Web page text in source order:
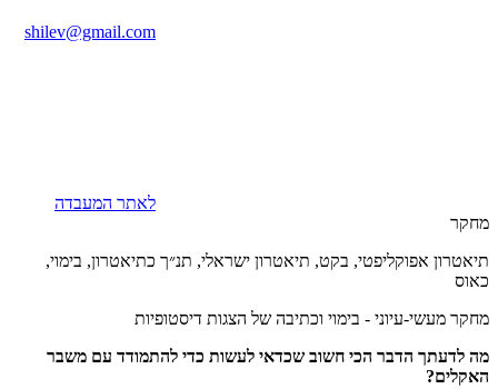
shilev@gmail.com
לאתר המעבדה
מחקר
תיאטרון אפוקליפטי, בקט, תיאטרון ישראלי, תנ״ך כתיאטרון, בימוי,
כאוס
מחקר מעשי-עיוני - בימוי וכתיבה של הצגות דיסטופיות
מה לדעתך הדבר הכי חשוב שכדאי לעשות כדי להתמודד עם משבר
האקלים?